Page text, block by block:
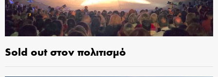
Sold out στον πολιτισμό